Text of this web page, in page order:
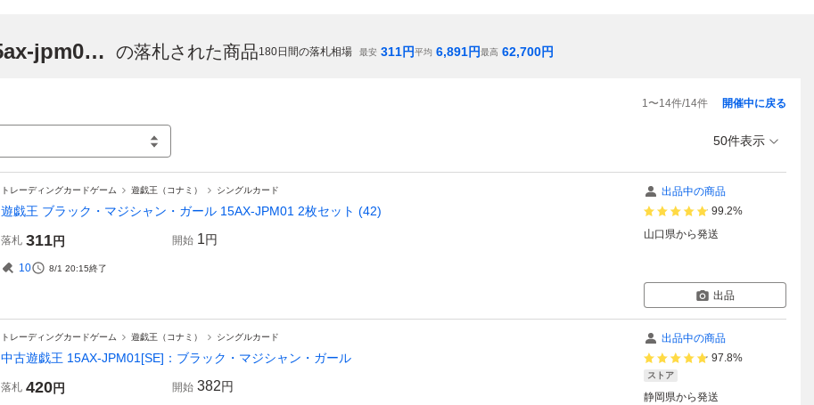
「ブラック・マジシャン・ガール 15ax-jpm01」 の落札された商品180日間の落札相場 最安 311円平均 6,891円最高 62,700円
1〜14件/14件 開催中に戻る
50件表示
トレーディングカードゲーム 遊戯王（コナミ） シングルカード
遊戯王 ブラック・マジシャン・ガール 15AX-JPM01 2枚セット (42)
落札 311円 開始 1円
10 8/1 20:15終了
出品中の商品
99.2%
山口県から発送
出品
トレーディングカードゲーム 遊戯王（コナミ） シングルカード
中古遊戯王 15AX-JPM01[SE]：ブラック・マジシャン・ガール
落札 420円 開始 382円
出品中の商品
97.8%
ストア
静岡県から発送